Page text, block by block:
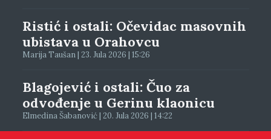
Ristić i ostali: Očevidac masovnih
ubistava u Orahovcu
Marija Taušan | 23. Jula 2026 | 15:26
Blagojević i ostali: Čuo za
odvođenje u Gerinu klaonicu
Elmedina Šabanović | 20. Jula 2026 | 14:22